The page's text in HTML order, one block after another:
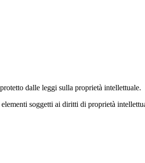
dalle leggi sulla proprietà intellettuale.
soggetti ai diritti di proprietà